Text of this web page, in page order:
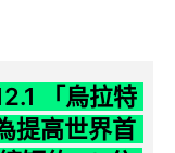
「烏拉特
提高世界首